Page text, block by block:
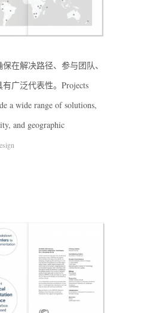
在解决路径、参与团队、
广泛代表性。Projects
a wide range of solutions,
and geographic